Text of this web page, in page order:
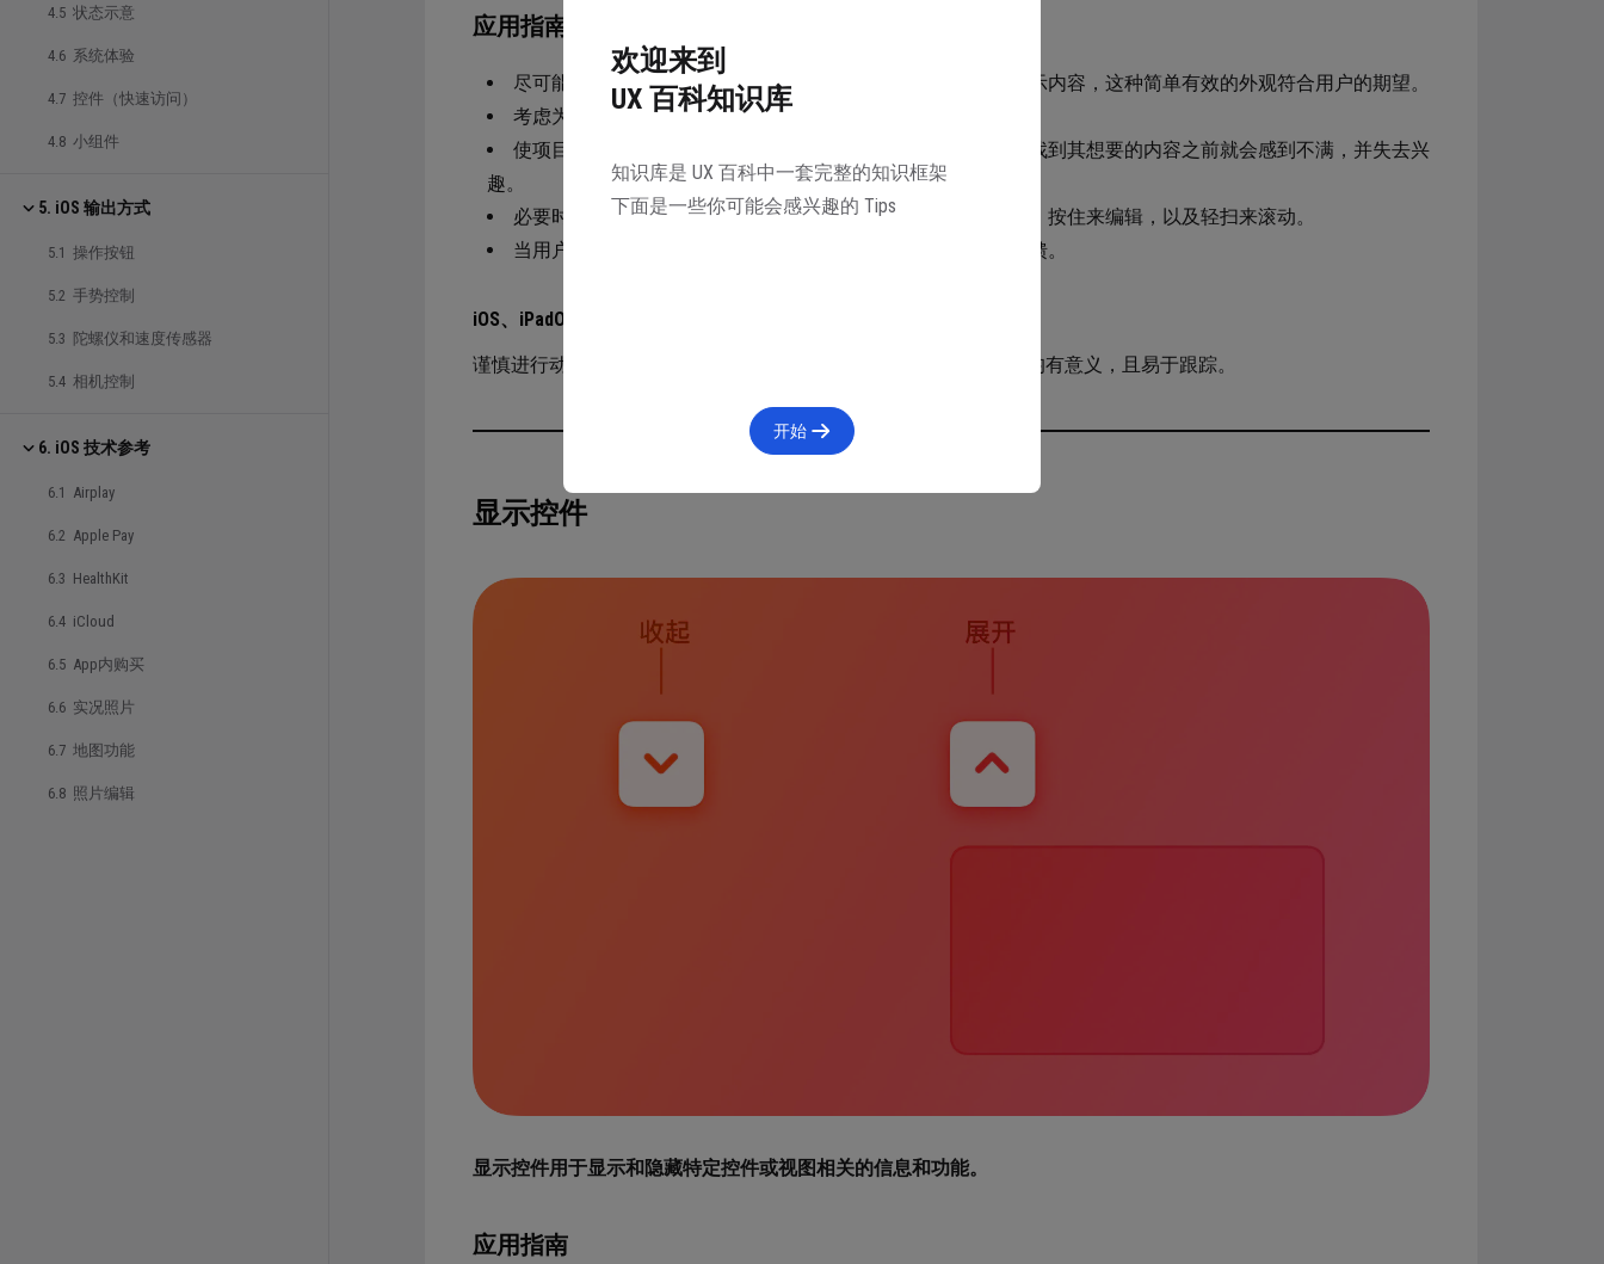
4.5 状态示意
4.6 系统体验
4.7 控件（快速访问）
4.8 小组件
5. iOS 输出方式
5.1 操作按钮
5.2 手势控制
5.3 陀螺仪和速度传感器
5.4 相机控制
6. iOS 技术参考
6.1 Airplay
6.2 Apple Pay
6.3 HealthKit
6.4 iCloud
6.5 App内购买
6.6 实况照片
6.7 地图功能
6.8 照片编辑
应用指南
尽可能使用标准行或网格布局。集合默认在水平行或网格中显示内容，这种简单有效的外观符合用户的期望。
考虑为文本使用表格，而不是集合。
使项目可轻松选择。如果难以在你的集合中找到项目，用户在找到其想要的内容之前就会感到不满，并失去兴
趣。
必要时添加自定义交互。默认情况下，用户可通过轻点来选择，按住来编辑，以及轻扫来滚动。
当用户插入、删除或重新排序项目时，考虑使用动画来提供反馈。
iOS、iPadOS
谨慎进行动态布局更改。集合的布局可以动态更改。确保任何更改均有意义，且易于跟踪。
显示控件
显示控件用于显示和隐藏特定控件或视图相关的信息和功能。
应用指南
欢迎来到
UX 百科知识库
知识库是 UX 百科中一套完整的知识框架
下面是一些你可能会感兴趣的 Tips
开始